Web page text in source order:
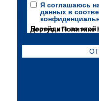
Я соглашаюсь
данных в
Перейдите по этой ссылке, чтобы